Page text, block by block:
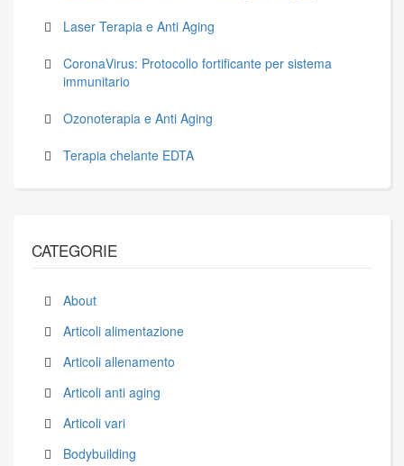
Laser Terapia e Anti Aging
CoronaVirus: Protocollo fortificante per sistema
immunitario
Ozonoterapia e Anti Aging
Terapia chelante EDTA
CATEGORIE
About
Articoli alimentazione
Articoli allenamento
Articoli anti aging
Articoli vari
Bodybuilding